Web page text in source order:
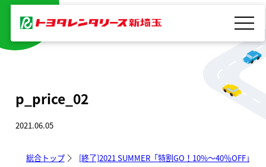
を
p_price_02
2021.06.05
総合トップ [終了]2021 SUMMER「特割GO！10%～40％OFF」